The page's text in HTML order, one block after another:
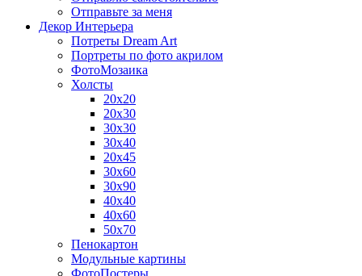
Отправьте за меня
Декор Интерьера
Потреты Dream Art
Портреты по фото акрилом
ФотоМозаика
Холсты
20х20
20х30
30х30
30х40
20х45
30х60
30х90
40х40
40х60
50х70
Пенокартон
Модульные картины
ФотоПостеры